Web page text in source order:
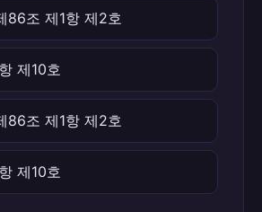
86조 제1항 제2호
제10호
86조 제1항 제2호
제10호